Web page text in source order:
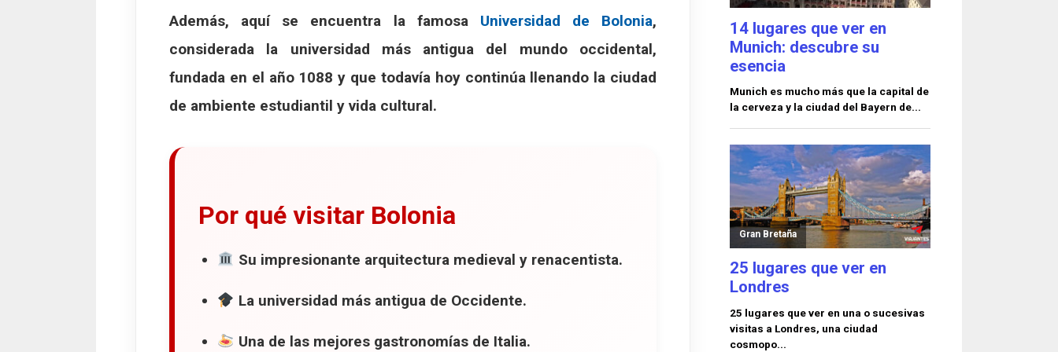
El misterio de los 666 arcos
Cómo llegar a San Luca
13. Los mercados de Bolonia
Mercato delle Erbe
El corazón gastronómico de Bolonia
De las delicatessen al lujo
15. Las puertas de Bolonia
Porta della Mascarella
Además, aquí se encuentra la famosa Universidad de Bolonia,
considerada la universidad más antigua del mundo occidental,
fundada en el año 1088 y que todavía hoy continúa llenando la ciudad
de ambiente estudiantil y vida cultural.
Por qué visitar Bolonia
Su impresionante arquitectura medieval y renacentista.
La universidad más antigua de Occidente.
Una de las mejores gastronomías de Italia.